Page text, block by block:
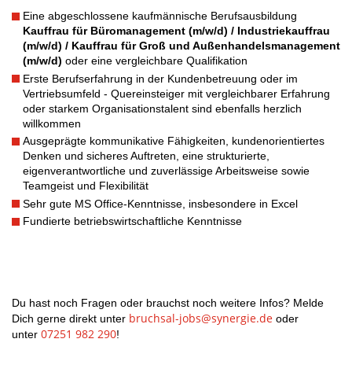
Eine abgeschlossene kaufmännische Berufsausbildung
Kauffrau für Büromanagement (m/w/d) / Industriekauffrau
(m/w/d) / Kauffrau für Groß und Außenhandelsmanagement
(m/w/d) oder eine vergleichbare Qualifikation
Erste Berufserfahrung in der Kundenbetreuung oder im
Vertriebsumfeld - Quereinsteiger mit vergleichbarer Erfahrung
oder starkem Organisationstalent sind ebenfalls herzlich
willkommen
Ausgeprägte kommunikative Fähigkeiten, kundenorientiertes
Denken und sicheres Auftreten, eine strukturierte,
eigenverantwortliche und zuverlässige Arbeitsweise sowie
Teamgeist und Flexibilität
Sehr gute MS Office-Kenntnisse, insbesondere in Excel
Fundierte betriebswirtschaftliche Kenntnisse
Du hast noch Fragen oder brauchst noch weitere Infos? Melde
Dich gerne direkt unter bruchsal-jobs@synergie.de oder
unter 07251 982 290!